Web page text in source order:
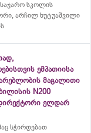
სკოლის
არჩილ ხუტუაშვილი
ემპათიისა
მაგალითი
N200
ელდარ
სჭირდებათ